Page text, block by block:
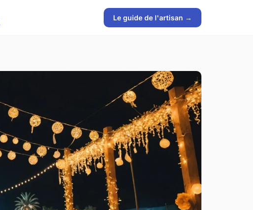
Le guide de l'artisan →